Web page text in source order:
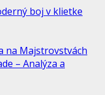
boj v klietke
na Majstrovstvách
– Analýza a